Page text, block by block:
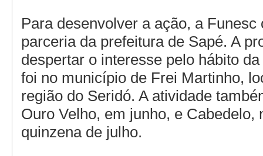
Para desenvolver a ação, a Funesc
parceria da prefeitura de Sapé. A
despertar o interesse pelo hábito
foi no município de Frei Martinho,
região do Seridó. A atividade
Ouro Velho, em junho, e Cabedelo,
quinzena de julho.